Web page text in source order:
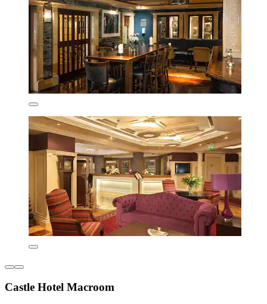
Castle Hotel Macroom